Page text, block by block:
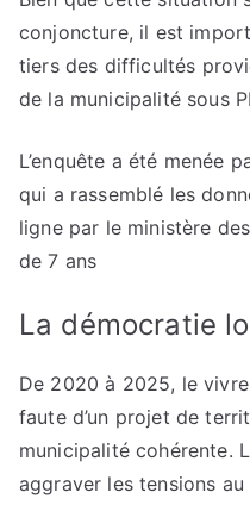
conjoncture, il est
tiers des difficultés
de la municipalité sous
L’enquête a été menée
qui a rassemblé les
ligne par le ministère
de 7 ans
La démocratie
De 2020 à 2025, le
faute d’un projet de
municipalité cohérente.
aggraver les tensions